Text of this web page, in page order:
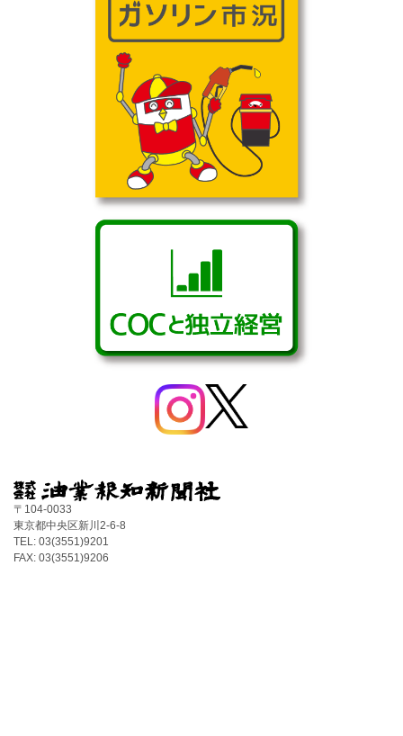
〒104-0033
東京都中央区新川2-6-8
TEL: 03(3551)9201
FAX: 03(3551)9206